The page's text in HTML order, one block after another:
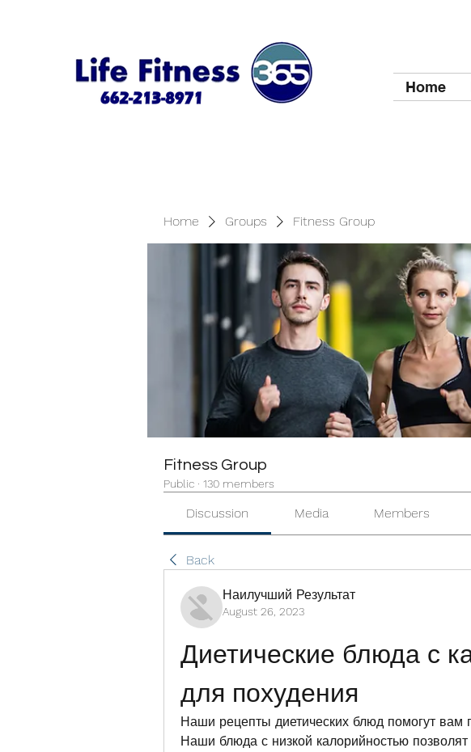
Home
Home Groups Fitness Group
Fitness Group
Public · 130 members
Discussion Media Members
Back
Наилучший Результат
August 26, 2023
Диетические блюда с
для похудения
Наши рецепты диетических блюд помогут вам
Наши блюда с низкой калорийностью позволят